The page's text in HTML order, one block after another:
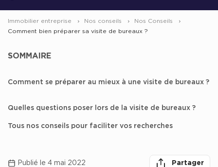
Location de Bureaux à Marseille
Location de Bureaux à Rennes
Achat de Bureaux
Achat de Bureaux à Marseille
Achat de Bureaux à Rennes
Hôtels particuliers
Immobilier entreprise Nos conseils
Nos Conseils
Comment bien préparer sa visite de bureaux ?
SOMMAIRE
Comment se préparer au mieux à une visite de bureaux ?
Quelles questions poser lors de la visite de bureaux ?
Tous nos conseils pour faciliter vos recherches
Publié le 4 mai 2022
Partager
Partager sur
Partager
Partager